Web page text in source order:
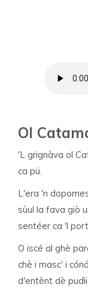
Ol
'L grignàva ol
ca pü.
L'era 'n
sùul la fava giò
sentéer ca 'l
O iscé al ghè
chè i masc' i
d'entènt dè